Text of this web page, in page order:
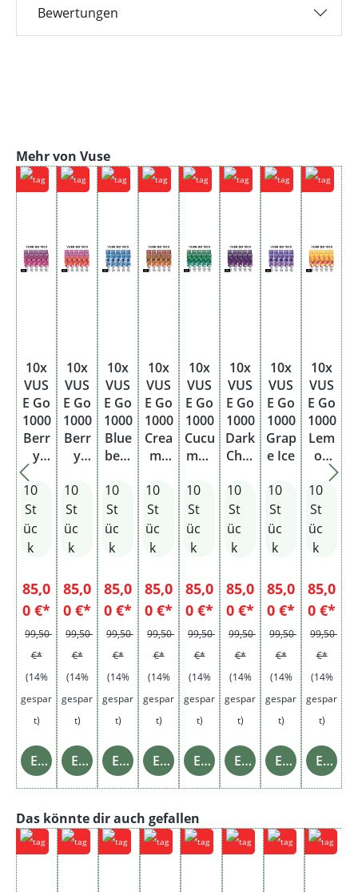
Bewertungen
Produktgalerie überspringen
Mehr von Vuse
10x
VUS
E Go
1000
Berr
y
Blen
d
10
St
üc
k
85,0
0 €*
99,50
€*
(14%
gespar
t)
Einzelheiten
10x
VUS
E Go
1000
Berr
y
rmel
on
10
St
üc
k
85,0
0 €*
99,50
€*
(14%
gespar
t)
Einzelheiten
10x
VUS
E Go
1000
Blue
berr
10
St
üc
k
85,0
0 €*
99,50
€*
(14%
gespar
t)
Einzelheiten
10x
VUS
E Go
1000
Crea
my
cco
10
St
üc
k
85,0
0 €*
99,50
€*
(14%
gespar
t)
Einzelheiten
10x
VUS
E Go
1000
Cucu
mbe
10
St
üc
k
85,0
0 €*
99,50
€*
(14%
gespar
t)
Einzelheiten
10x
VUS
E Go
1000
Dark
Cher
10
St
üc
k
85,0
0 €*
99,50
€*
(14%
gespar
t)
Einzelheiten
10x
VUS
E Go
1000
Grap
e Ice
10
St
üc
k
85,0
0 €*
99,50
€*
(14%
gespar
t)
Einzelheiten
10x
VUS
E Go
1000
Lem
on
Berr
y
10
St
üc
k
85,0
0 €*
99,50
€*
(14%
gespar
t)
Einzelheiten
Produktgalerie überspringen
Das könnte dir auch gefallen